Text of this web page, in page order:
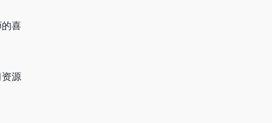
喜
源